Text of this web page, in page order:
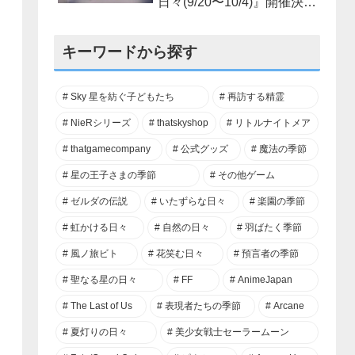
キーワードから探す
Sky 星を紡ぐ子どもたち 再訪する精霊
NieRシリーズ thatskyshop リトルナイトメア
thatgamecompany 公式グッズ 魔法の季節
星の王子さまの季節 その他ゲーム
ゼルダの伝説 いたずらな日々 楽園の季節
虹かける日々 自然の日々 羽ばたく季節
風ノ旅ビト 花笑む日々 預言者の季節
聖なる星の日々 FF AnimeJapan
The Last of Us 表現者たちの季節 Arcane
夏灯りの日々 美少女戦士セーラームーン